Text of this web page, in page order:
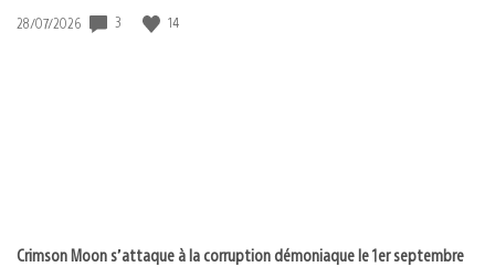
Date
28/07/2026 3 14
Crimson Moon s’attaque à la corruption démoniaque le 1er septembre